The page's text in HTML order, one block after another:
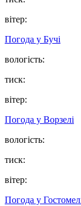
вітер:
Погода у Бучі
вологість:
тиск:
вітер:
Погода у Ворзелі
вологість:
тиск:
вітер:
Погода у